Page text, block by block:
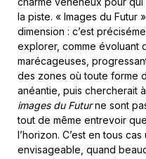
la piste. « Images du Futur
dimension : c’est
explorer, comme évoluant
marécageuses,
des zones où toute forme
anéantie, puis chercherait
images du Futurne sont
tout de même entrevoir
l’horizon. C’est en tous
envisageable, quand